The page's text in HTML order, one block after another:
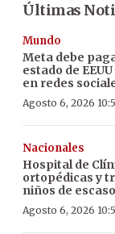
Últimas
Mundo
Meta debe
estado de
en redes
Agosto 6, 2026
Nacionales
Hospital de
ortopédicas y
niños de
Agosto 6, 2026